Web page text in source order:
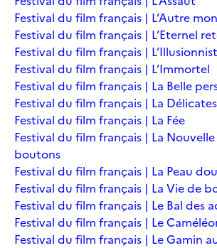
Festival du film français | L’Autre
Festival du film français | L’Eternel
Festival du film français |
Festival du film français | L’Immortel
Festival du film français | La Belle
Festival du film français | La
Festival du film français | La Fée
Festival du film français | La
boutons
Festival du film français | La Peau
Festival du film français | La Vie de
Festival du film français | Le Bal des
Festival du film français | Le
Festival du film français | Le Gamin